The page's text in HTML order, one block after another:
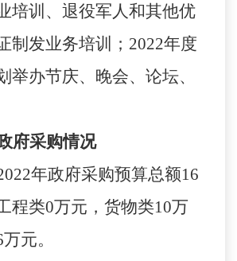
培训、退役军人和其他优
制发业务培训； 2022年度
举办节庆、晚会、论坛、
府采购情况
年政府采购预算总额16
程类0万元，货物类10万
万元。